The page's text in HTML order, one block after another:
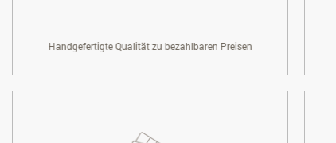
Handgefertigte Qualität zu bezahlbaren Preisen